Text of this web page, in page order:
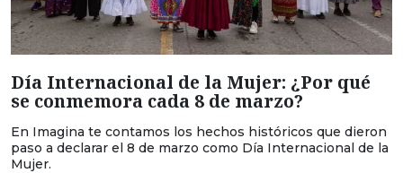
Día Internacional de la Mujer: ¿Por qué
se conmemora cada 8 de marzo?
En Imagina te contamos los hechos históricos que dieron
paso a declarar el 8 de marzo como Día Internacional de la
Mujer.